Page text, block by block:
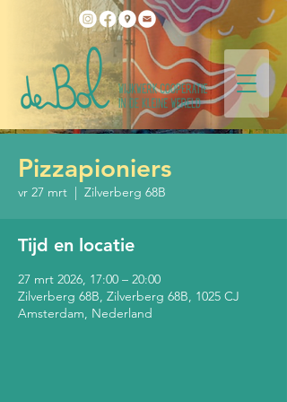
Pizzapioniers
vr 27 mrt
  |
Zilverberg 68B
Tijd en locatie
27 mrt 2026, 17:00 – 20:00
Zilverberg 68B, Zilverberg 68B, 1025 CJ
Amsterdam, Nederland